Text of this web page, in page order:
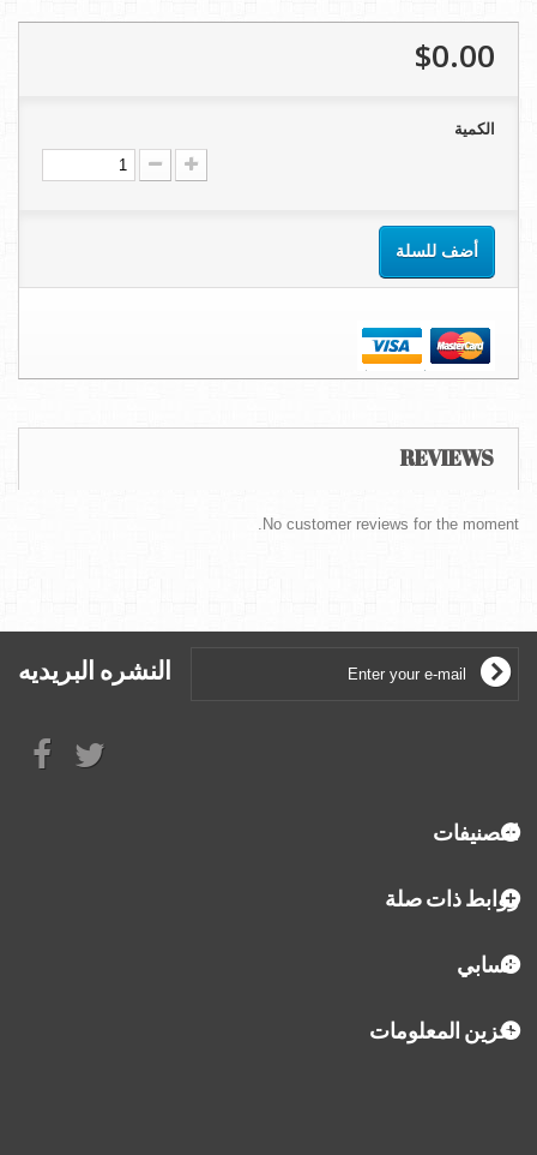
$0.00
الكمية
أضف للسلة
REVIEWS
No customer reviews for the moment.
النشره البريديه
التصنيفات
روابط ذات صلة
حسابي
تخزين المعلومات